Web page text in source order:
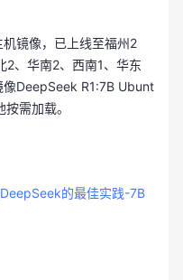
镜像，已上线至福州2
、华南2、西南1、华东
DeepSeek R1:7B Ubunt
需加载。
的最佳实践-7B